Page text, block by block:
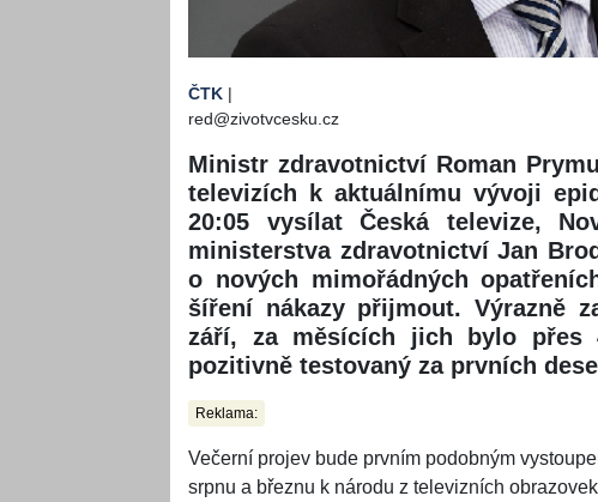
ČTK |
red@zivotvcesku.cz
Ministr zdravotnictví Roman
televizích k aktuálnímu vývoji
20:05 vysílat Česká televize,
ministerstva zdravotnictví Jan
o nových mimořádných
šíření nákazy přijmout. Výrazně
září, za měsících jich bylo přes
pozitivně testovaný za prvních
Reklama:
Večerní projev bude prvním podobným
srpnu a březnu k národu z televizních